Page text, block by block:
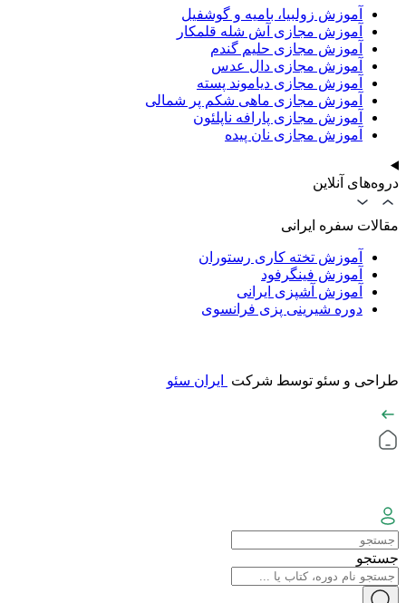
آموزش زولبیا، بامیه و گوشفیل
آموزش مجازی آش شله قلمکار
آموزش مجازی حلیم گندم
آموزش مجازی دال عدس
آموزش مجازی دیاموند پسته
آموزش مجازی ماهی شکم پر شمالی
آموزش مجازی پارافه ناپلئون
آموزش مجازی نان پیده
دروه‌های آنلاین
مقالات سفره ایرانی
آموزش تخته کاری رستوران
آموزش فینگرفود
آموزش آشپزی ایرانی
دوره شیرینی پزی فرانسوی
طراحی و سئو توسط شرکت ایران سئو
جستجو